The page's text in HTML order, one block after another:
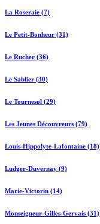
La Roseraie (7)
Le Petit-Bonheur (31)
Le Rucher (36)
Le Sablier (30)
Le Tournesol (29)
Les Jeunes Découvreurs (79)
Louis-Hippolyte-Lafontaine (18)
Ludger-Duvernay (9)
Marie-Victorin (14)
Monseigneur-Gilles-Gervais (31)